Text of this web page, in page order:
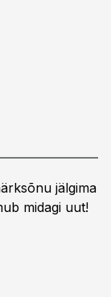
jälgima
midagi uut!